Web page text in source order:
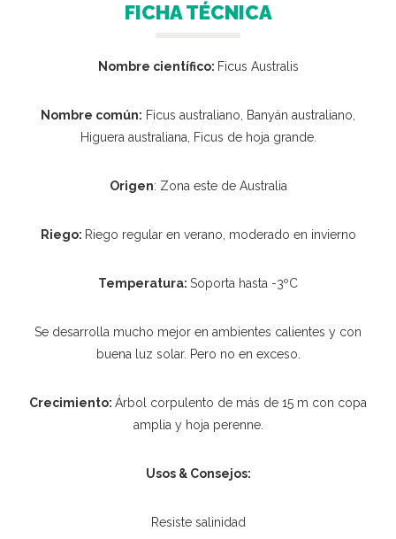
FICHA TÉCNICA
Nombre científico: Ficus Australis
Nombre común: Ficus australiano, Banyán australiano,
Higuera australiana, Ficus de hoja grande.
Origen: Zona este de Australia
Riego: Riego regular en verano, moderado en invierno
Temperatura: Soporta hasta -3ºC
Se desarrolla mucho mejor en ambientes calientes y con
buena luz solar. Pero no en exceso.
Crecimiento: Árbol corpulento de más de 15 m con copa
amplia y hoja perenne.
Usos & Consejos:
Resiste salinidad